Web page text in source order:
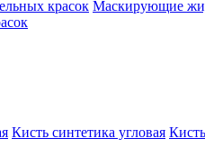
красок Маскирующие
Кисть синтетика угловая